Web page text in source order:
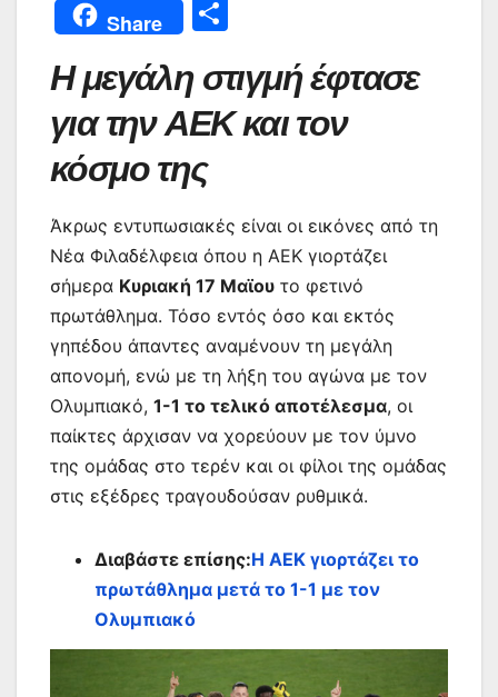
c
e
b
o
o
k
itt
er
at
s
A
p
p
ai
l
e
st
s
e
n
er
gr
Share
ρ
α
ίτ
ε
Η μεγάλη στιγμή έφτασε
για την ΑΕΚ και τον
κόσμο της
Άκρως εντυπωσιακές είναι οι εικόνες από τη
Νέα Φιλαδέλφεια όπου η ΑΕΚ γιορτάζει
σήμερα Κυριακή 17 Μαϊου το φετινό
πρωτάθλημα. Τόσο εντός όσο και εκτός
γηπέδου άπαντες αναμένουν τη μεγάλη
απονομή, ενώ με τη λήξη του αγώνα με τον
Ολυμπιακό, 1-1 το τελικό αποτέλεσμα, οι
παίκτες άρχισαν να χορεύουν με τον ύμνο
της ομάδας στο τερέν και οι φίλοι της ομάδας
στις εξέδρες τραγουδούσαν ρυθμικά.
Διαβάστε επίσης:Η ΑΕΚ γιορτάζει το
πρωτάθλημα μετά το 1-1 με τον
Ολυμπιακό